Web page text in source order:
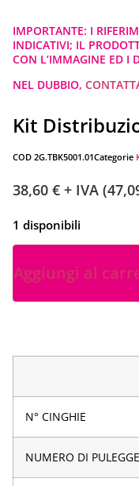
IMPORTANTE: I
INDICATIVI; IL
CON L’IMMAGINE ED I
NEL DUBBIO,
Kit
COD 2G.TBK5001.01Categorie
38,60 € + IVA (
1 disponibili
Aggiungi al
N° CINGHIE
NUMERO DI